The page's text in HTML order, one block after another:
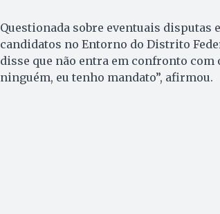
Questionada sobre eventuais
candidatos no Entorno do Distrito
disse que não entra em confronto
ninguém, eu tenho mandato”, afirmou.